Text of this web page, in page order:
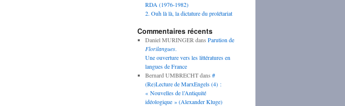
RDA (1976-1982)
2. Ouh là là, la dictature du prolétariat
Commentaires récents
Daniel MURINGER dans Parution de
Florilangues.
Une ouverture vers les littératures en
langues de France
Bernard UMBRECHTdans #
(Re)Lecture de MarxEngels (4) :
« Nouvelles de l’Antiquité
idéologique » (Alexander Kluge)